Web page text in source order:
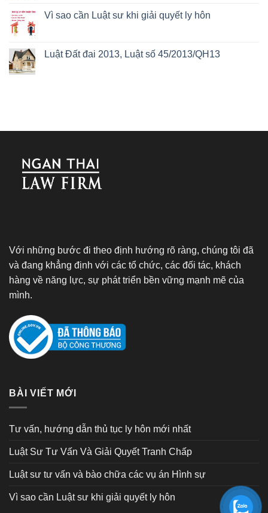
Vì sao cần Luật sư khi giải quyết ly hôn
Luật Đất đai 2013, Luật số 45/2013/QH13
Với những bước đi theo định hướng rõ ràng, chúng tôi đã
và đang khẳng định với các tổ chức, các đối tác, khách
hàng về năng lực, sự phát triển bền vững mạnh mẽ của
mình.
BÀI VIẾT MỚI
Tư vấn, hướng dẫn thủ tục ly hôn mới nhất
Luật Sư Tư Vấn Và Giải Quyết Tranh Chấp
Luật sư tư vấn và bào chữa các vụ án Hình sự
Vì sao cần Luật sư khi giải quyết ly hôn